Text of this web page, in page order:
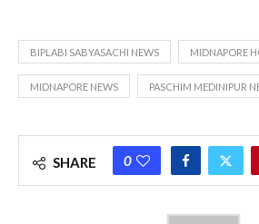
BIPLABI SABYASACHI NEWS MIDNAPORE
MIDNAPORE NEWS PASCHIM MEDINIPUR
SHARE 0